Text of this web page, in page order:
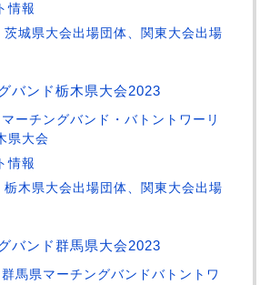
情報
茨城県大会出場団体、関東大会出場
バンド栃木県大会2023
ーチングバンド・バトントワーリ
県大会
情報
栃木県大会出場団体、関東大会出場
バンド群馬県大会2023
馬県マーチングバンドバトントワ